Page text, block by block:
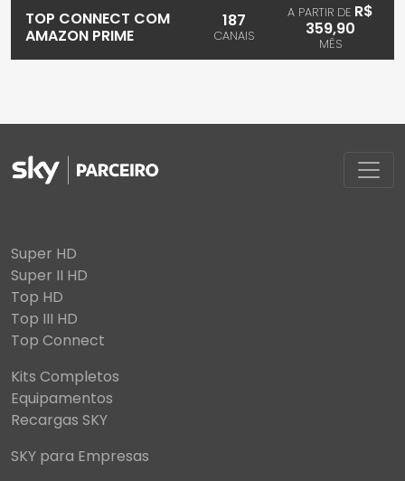
TOP CONNECT COM
AMAZON PRIME
187
CANAIS
A PARTIR DE R$
359,90
MÊS
Super HD
Super II HD
Top HD
Top III HD
Top Connect
Kits Completos
Equipamentos
Recargas SKY
SKY para Empresas